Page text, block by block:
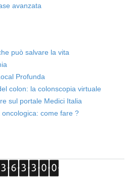
avanzata
può salvare la vita
Profunda
colon: la colonscopia virtuale
sul portale Medici Italia
come fare ?